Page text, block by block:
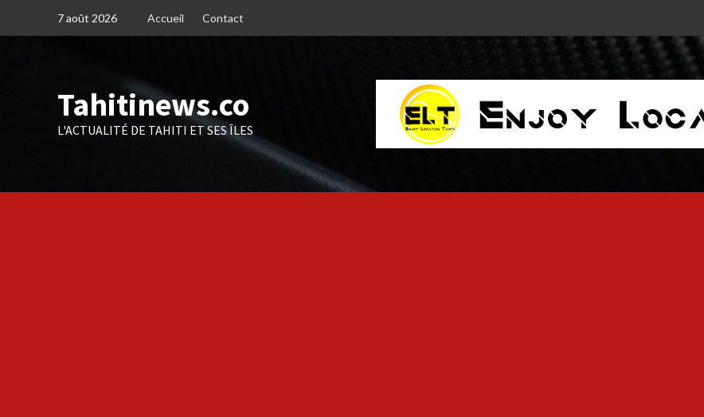
7 août 2026 Accueil Contact
Tahitinews.co
L'ACTUALITÉ DE TAHITI ET SES ÎLES